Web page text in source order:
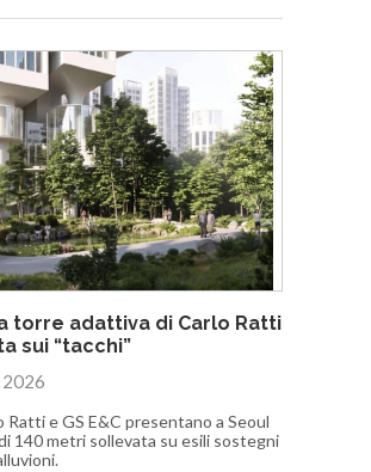
torre adattiva di Carlo Ratti
sui “tacchi”
Ratti e GS E&C presentano a Seoul
140 metri sollevata su esili sostegni